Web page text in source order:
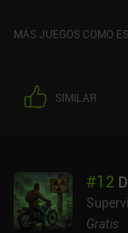
MÁS JUEGOS COMO
SIMILAR
#12
Gratis